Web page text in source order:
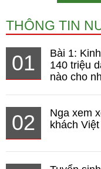
THÔNG TIN
01
Bài 1:
140 triệu
nào cho
02
Nga xem
khách